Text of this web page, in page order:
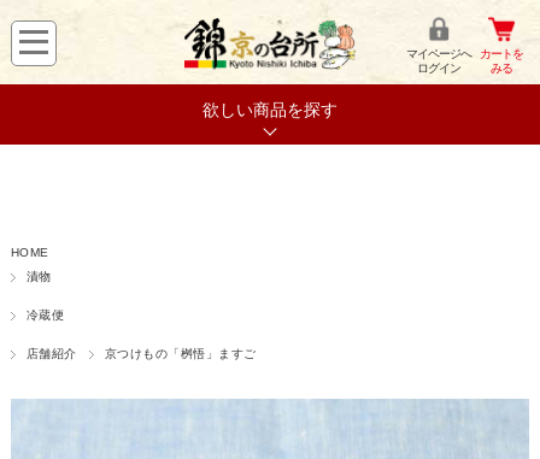
マイページへ
ログイン
カートを
みる
欲しい商品を探す
HOME
漬物
冷蔵便
店舗紹介 京つけもの「桝悟」ますご